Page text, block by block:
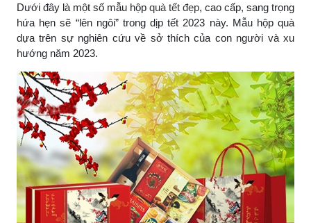
Dưới đây là một số mẫu hộp quà tết đẹp, cao cấp, sang trọng
hứa hẹn sẽ “lên ngôi” trong dịp tết 2023 này. Mẫu hộp quà
dựa trên sự nghiên cứu về sở thích của con người và xu
hướng năm 2023.